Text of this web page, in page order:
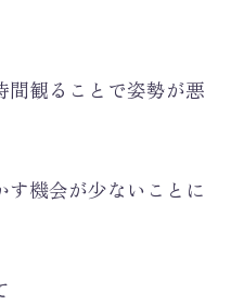
間観ることで姿勢が悪
す機会が少ないことに